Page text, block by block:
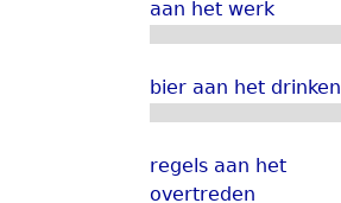
aan het werk
bier aan het drinken
regels aan het
overtreden